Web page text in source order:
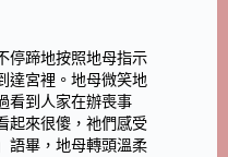
停蹄地按照地母指示
達宮裡。地母微笑地
看到人家在辦喪事
起來很傻，祂們感受
語畢，地母轉頭溫柔